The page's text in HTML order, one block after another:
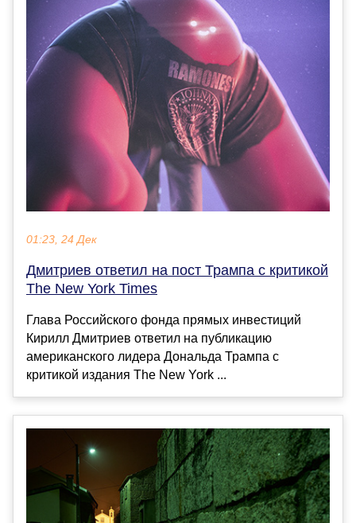
01:23, 24 Дек
Дмитриев ответил на пост Трампа с критикой
The New York Times
Глава Российского фонда прямых инвестиций
Кирилл Дмитриев ответил на публикацию
американского лидера Дональда Трампа с
критикой издания The New York ...